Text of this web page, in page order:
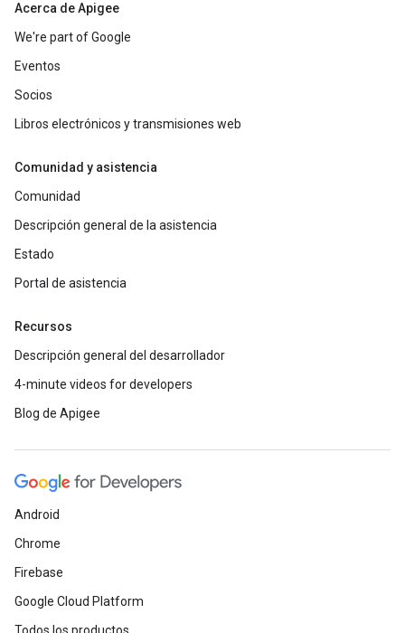
Acerca de Apigee
We're part of Google
Eventos
Socios
Libros electrónicos y transmisiones web
Comunidad y asistencia
Comunidad
Descripción general de la asistencia
Estado
Portal de asistencia
Recursos
Descripción general del desarrollador
4-minute videos for developers
Blog de Apigee
Android
Chrome
Firebase
Google Cloud Platform